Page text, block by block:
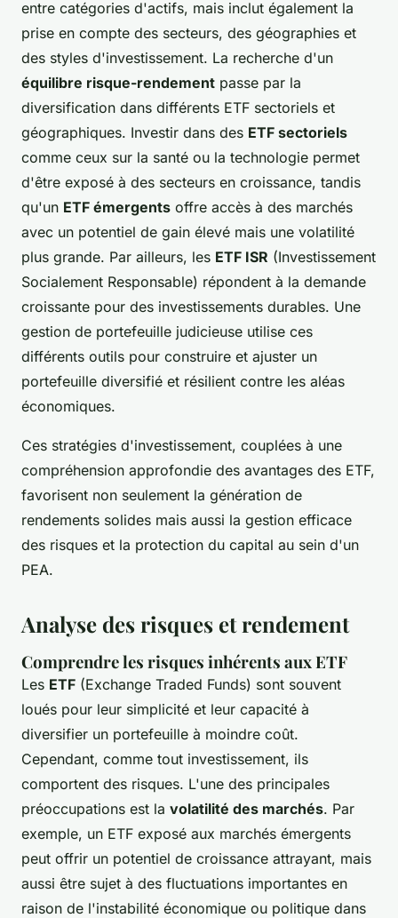
entre catégories d'actifs, mais inclut également la
prise en compte des secteurs, des géographies et
des styles d'investissement. La recherche d'un
équilibre risque-rendement passe par la
diversification dans différents ETF sectoriels et
géographiques. Investir dans des ETF sectoriels
comme ceux sur la santé ou la technologie permet
d'être exposé à des secteurs en croissance, tandis
qu'un ETF émergents offre accès à des marchés
avec un potentiel de gain élevé mais une volatilité
plus grande. Par ailleurs, les ETF ISR (Investissement
Socialement Responsable) répondent à la demande
croissante pour des investissements durables. Une
gestion de portefeuille judicieuse utilise ces
différents outils pour construire et ajuster un
portefeuille diversifié et résilient contre les aléas
économiques.
Ces stratégies d'investissement, couplées à une
compréhension approfondie des avantages des ETF,
favorisent non seulement la génération de
rendements solides mais aussi la gestion efficace
des risques et la protection du capital au sein d'un
PEA.
Analyse des risques et rendement
Comprendre les risques inhérents aux ETF
Les ETF (Exchange Traded Funds) sont souvent
loués pour leur simplicité et leur capacité à
diversifier un portefeuille à moindre coût.
Cependant, comme tout investissement, ils
comportent des risques. L'une des principales
préoccupations est la volatilité des marchés. Par
exemple, un ETF exposé aux marchés émergents
peut offrir un potentiel de croissance attrayant, mais
aussi être sujet à des fluctuations importantes en
raison de l'instabilité économique ou politique dans